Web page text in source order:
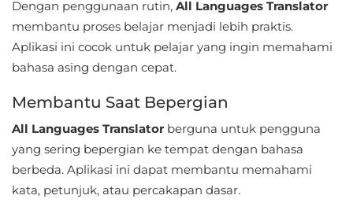
Libraries
&
Demo
LifeStyle
Maps
&
Navigation
Dengan penggunaan rutin, All Languages Translator
membantu proses belajar menjadi lebih praktis.
Aplikasi ini cocok untuk pelajar yang ingin memahami
bahasa asing dengan cepat.
Membantu Saat Bepergian
All Languages Translator berguna untuk pengguna
yang sering bepergian ke tempat dengan bahasa
berbeda. Aplikasi ini dapat membantu memahami
kata, petunjuk, atau percakapan dasar.